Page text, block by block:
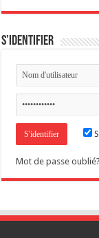
S’identifier
Mot de passe oublié?